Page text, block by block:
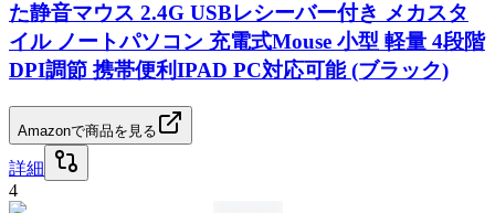
た静音マウス 2.4G USBレシーバー付き メカスタ
イル ノートパソコン 充電式Mouse 小型 軽量 4段階
DPI調節 携帯便利IPAD PC対応可能 (ブラック)
Amazonで商品を見る
詳細
4